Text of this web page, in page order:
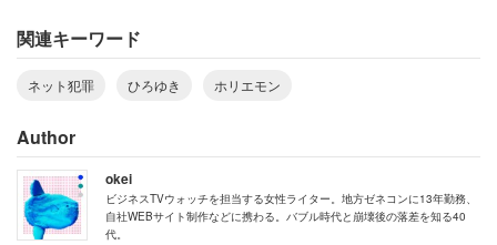
関連キーワード
ネット犯罪 ひろゆき ホリエモン
Author
okei
ビジネスTVウォッチを担当する女性ライター。地方ゼネコンに13年勤務、
自社WEBサイト制作などに携わる。バブル時代と崩壊後の落差を知る40
代。